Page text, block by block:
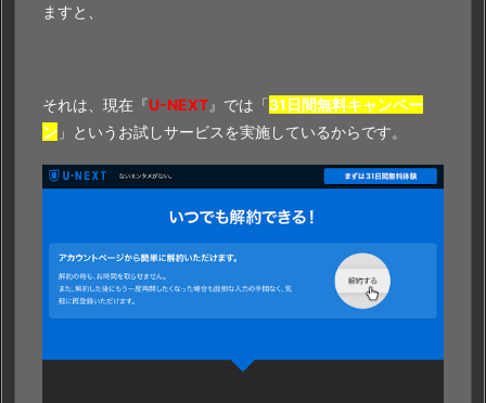
ますと、
それは、現在『U-NEXT』では「31日間無料キャンペー
ン 」というお試しサービスを実施しているからです。